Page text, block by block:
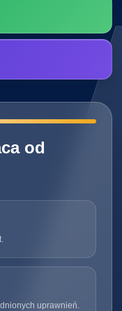
od
uprawnień.